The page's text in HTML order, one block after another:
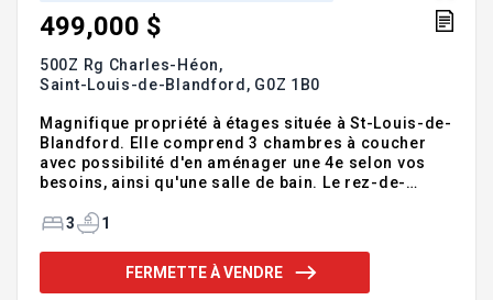
499,000 $
500Z Rg Charles-Héon,
Saint-Louis-de-Blandford, G0Z 1B0
Magnifique propriété à étages située à St-Louis-de-
Blandford. Elle comprend 3 chambres à coucher
avec possibilité d'en aménager une 4e selon vos
besoins, ainsi qu'une salle de bain. Le rez-de-
tandis que la grande salle familiale lumineuse
l'extérieur, vous profiterez d'un garage détaché
parfait pour du rangement supplémentaire. Une
3 1
FERMETTE À VENDRE